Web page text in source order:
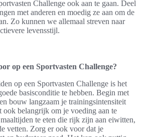
Challenge ook aan te gaan. Deel
met anderen en moedig ze aan om de
Zo kunnen we allemaal streven naar
levensstijl.
op een Sportvasten Challenge?
op een Sportvasten Challenge is het
basisconditie te hebben. Begin met
bouw langzaam je trainingsintensiteit
ook belangrijk om je voeding aan te
maaltijden te eten die rijk zijn aan eiwitten,
vetten. Zorg er ook voor dat je